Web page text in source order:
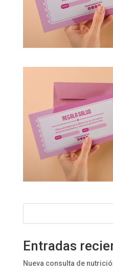
Entradas
Nueva consulta de